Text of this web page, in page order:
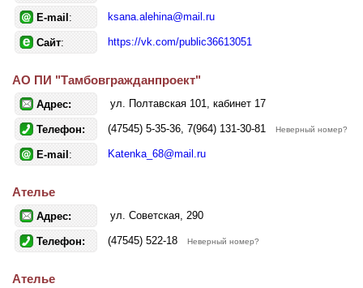
E-mail : ksana.alehina@mail.ru
Сайт: https://vk.com/public36613051
АО ПИ "Тамбовгражданпроект"
Адрес: ул. Полтавская 101, кабинет 17
Телефон: (47545) 5-35-36, 7(964) 131-30-81 Неверный номер?
E-mail : Katenka_68@mail.ru
Ателье
Адрес: ул. Советская, 290
Телефон: (47545) 522-18 Неверный номер?
Ателье